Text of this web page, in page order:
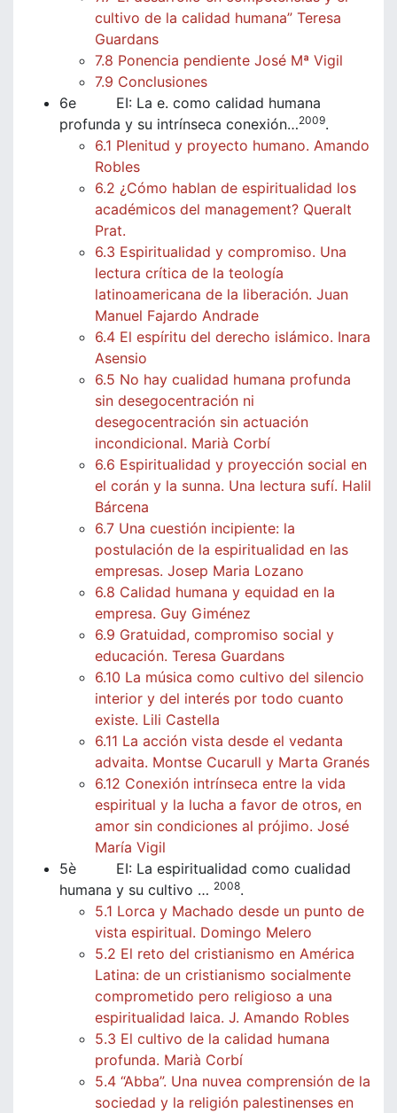
cultivo de la calidad humana” Teresa
Guardans
7.8 Ponencia pendiente José Mª Vigil
7.9 Conclusiones
6e EI: La e. como calidad humana
profunda y su intrínseca conexión…2009.
6.1 Plenitud y proyecto humano. Amando
Robles
6.2 ¿Cómo hablan de espiritualidad los
académicos del management? Queralt
Prat.
6.3 Espiritualidad y compromiso. Una
lectura crítica de la teología
latinoamericana de la liberación. Juan
Manuel Fajardo Andrade
6.4 El espíritu del derecho islámico. Inara
Asensio
6.5 No hay cualidad humana profunda
sin desegocentración ni
desegocentración sin actuación
incondicional. Marià Corbí
6.6 Espiritualidad y proyección social en
el corán y la sunna. Una lectura sufí. Halil
Bárcena
6.7 Una cuestión incipiente: la
postulación de la espiritualidad en las
empresas. Josep Maria Lozano
6.8 Calidad humana y equidad en la
empresa. Guy Giménez
6.9 Gratuidad, compromiso social y
educación. Teresa Guardans
6.10 La música como cultivo del silencio
interior y del interés por todo cuanto
existe. Lili Castella
6.11 La acción vista desde el vedanta
advaita. Montse Cucarull y Marta Granés
6.12 Conexión intrínseca entre la vida
espiritual y la lucha a favor de otros, en
amor sin condiciones al prójimo. José
María Vigil
5è EI: La espiritualidad como cualidad
humana y su cultivo … 2008.
5.1 Lorca y Machado desde un punto de
vista espiritual. Domingo Melero
5.2 El reto del cristianismo en América
Latina: de un cristianismo socialmente
comprometido pero religioso a una
espiritualidad laica. J. Amando Robles
5.3 El cultivo de la calidad humana
profunda. Marià Corbí
5.4 “Abba”. Una nuvea comprensión de la
sociedad y la religión palestinenses en